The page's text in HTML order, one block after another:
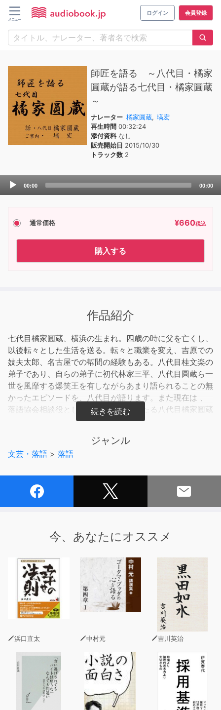
ログイン 会員登録
師匠を語る ～八代目・橘家
圓蔵が語る七代目・橘家圓蔵
～
ナレーター 橘家圓蔵, 塙宏
再生時間 00:32:24
添付資料なし
販売開始日 2015/10/30
トラック数 2
Audio
00:00 00:00
通常価格 ¥660税込
購入する
作品紹介
七代目橘家圓蔵、横浜の生まれ。四歳の時に父を亡くし、
以後転々とした生活を送る。転々と職業を変え、吉原での
妓夫太郎、名古屋での幇間の経験もある。八代目桂文楽の
弟子であり、自らの弟子に初代林家三平、八代目圓蔵ら一
世を風靡する爆笑王を有しながらあまり語られることの無
かったエピソードを、八代目が語ります。また現在は 、
落語協会相談役として後進の指導にあたる八代目橘家圓蔵
の今後にかける思いと、自身の修業時代の思い出も併せて
ジャンル
文芸・落語 > 落語
今、あなたにオススメ
浜口直太 中村元 吉川英治